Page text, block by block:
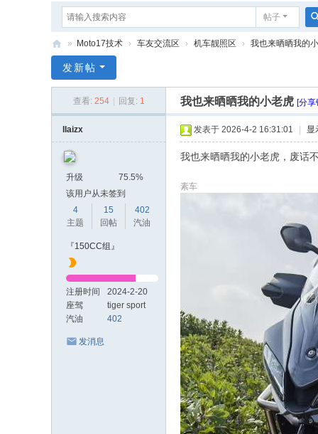
帖子
ot
» Moto17技术 › 车友交流区 › 机车靓照区 › 我也来晒晒我的
发新帖
查看: 254 回复: 1 我也来晒晒我的小老虎 [分享
llaizx
升级
75.5%
该用户从未签到
4
主题
15
回帖
402
汽油
『150CC组』
注册时间
2024-2-20
座驾
tiger sport
660
汽油 402
发消息
发表于 2026-4-2 16:31:01 显
我也来晒晒我的小老虎，废话
素车